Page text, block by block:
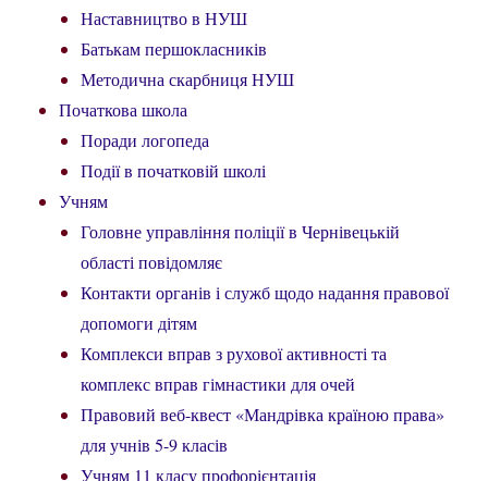
Наставництво в НУШ
Батькам першокласників
Методична скарбниця НУШ
Початкова школа
Поради логопеда
Події в початковій школі
Учням
Головне управління поліції в Чернівецькій
області повідомляє
Контакти органів і служб щодо надання правової
допомоги дітям
Комплекси вправ з рухової активності та
комплекс вправ гімнастики для очей
Правовий веб-квест «Мандрівка країною права»
для учнів 5-9 класів
Учням 11 класу профорієнтація